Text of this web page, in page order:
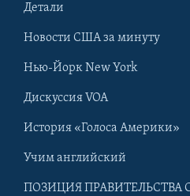
Детали
Новости США за минуту
Нью-Йорк New York
Дискуссия VOA
История «Голоса Америки»
Учим английский
ПОЗИЦИЯ ПРАВИТЕЛЬСТВА